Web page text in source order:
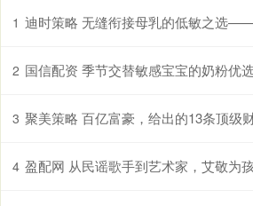
1 迪时策略 无缝衔接母乳的低敏之选——雀
2 国信配资 季节交替敏感宝宝的奶粉优选方案——
3 聚美策略 百亿富豪，给出的13条顶级
4 盈配网 从民谣歌手到艺术家，艾敬为